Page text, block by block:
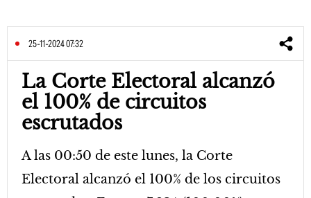
25-11-2024 07:32
La Corte Electoral alcanzó
el 100% de circuitos
escrutados
A las 00:50 de este lunes, la Corte
Electoral alcanzó el 100% de los circuitos